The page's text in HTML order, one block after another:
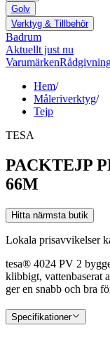
Golv
Verktyg & Tillbehör
Badrum
Aktuellt just nu
Varumärken
Hem/
Måleriverktyg/
Tejp
TESA
PACKTEJP
66M
Hitta närmsta butik
Lokala prisavvikelser
tesa® 4024 PV 2
klibbigt, vattenbaserat
ger en snabb och bra
Specifikationer